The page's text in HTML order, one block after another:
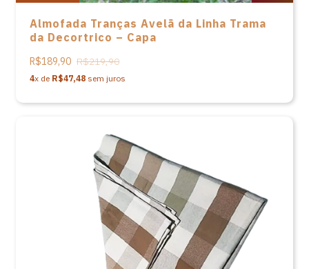
Almofada Tranças Avelã da Linha Trama
da Decortrico – Capa
R$189,90 R$219,90
4x de R$47,48 sem juros